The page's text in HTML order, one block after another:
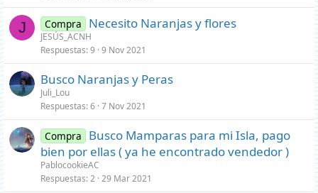
J Compra Necesito Naranjas y flores
JESÚS_ACNH
Respuestas 9 9 Nov 2021
Busco Naranjas y Peras
Juli_Lou
Respuestas 6 7 Nov 2021
Compra
Busco Mamparas para mi Isla, pago
bien por ellas ( ya he encontrado vendedor )
PablocookieAC
Respuestas 2 29 Mar 2021